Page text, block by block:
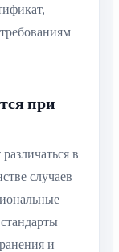
при
в
случаев
и